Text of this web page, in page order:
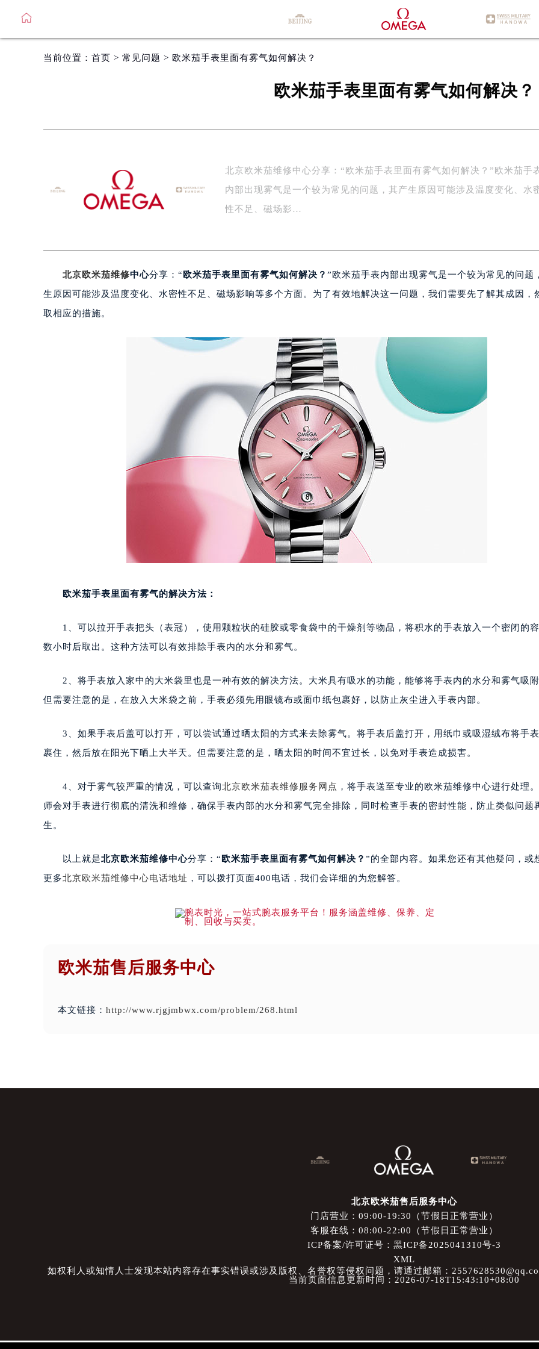
当前位置： 首页 > 常见问题 > 欧米茄手表里面有雾气如何解决？
欧米茄手表里面有雾气如何解决？
北京欧米茄维修中心分享：“欧米茄手表里面有雾气如何解决？”欧米茄手
内部出现雾气是一个较为常见的问题，其产生原因可能涉及温度变化、水
性不足、磁场影…
北京欧米茄维修中心分享：“ 欧米茄手表里面有雾气如何解决？ ”欧米茄手表内部出现雾气是一个较为常见的问题
生原因可能涉及温度变化、水密性不足、磁场影响等多个方面。为了有效地解决这一问题，我们需要先了解其成因，
取相应的措施。
欧米茄手表里面有雾气的解决方法：
1、可以拉开手表把头（表冠），使用颗粒状的硅胶或零食袋中的干燥剂等物品，将积水的手表放入一个密闭的
数小时后取出。这种方法可以有效排除手表内的水分和雾气。
2、将手表放入家中的大米袋里也是一种有效的解决方法。大米具有吸水的功能，能够将手表内的水分和雾气吸
但需要注意的是，在放入大米袋之前，手表必须先用眼镜布或面巾纸包裹好，以防止灰尘进入手表内部。
3、如果手表后盖可以打开，可以尝试通过晒太阳的方式来去除雾气。将手表后盖打开，用纸巾或吸湿绒布将手
裹住，然后放在阳光下晒上大半天。但需要注意的是，晒太阳的时间不宜过长，以免对手表造成损害。
4、对于雾气较严重的情况，可以查询北京欧米茄表维修服务网点 ，将手表送至专业的欧米茄维修中心进行处理
师会对手表进行彻底的清洗和维修，确保手表内部的水分和雾气完全排除，同时检查手表的密封性能，防止类似问题
生。
以上就是北京欧米茄维修中心分享：“ 欧米茄手表里面有雾气如何解决？ ”的全部内容。如果您还有其他疑问，或
更多北京欧米茄维修中心电话地址 ，可以拨打页面400电话，我们会详细的为您解答。
欧米茄售后服务中心
本文链接： http://www.rjgjmbwx.com/problem/268.html
北京欧米茄售后服务中心
门店营业：09:00-19:30（节假日正常营业）
客服在线：08:00-22:00（节假日正常营业）
ICP备案/许可证号：黑ICP备2025041310号-3
XML
如权利人或知情人士发现本站内容存在事实错误或涉及版权、名誉权等侵权问题，请通过邮箱：
当前页面信息更新时间：2026-07-18T15:43:10+08:00